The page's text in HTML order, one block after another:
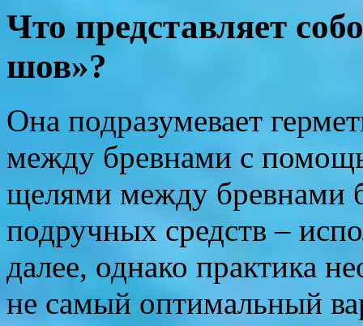
Что представляет
шов»?
Она подразумевает
между бревнами с
щелями между бревнами
подручных средств –
далее, однако практика
не самый оптимальный